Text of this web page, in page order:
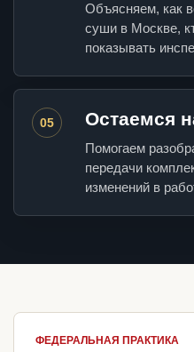
Объясняем, как
суши в Москве,
показывать
05 Остаемся
Помогаем
передачи
изменений в
ФЕДЕРАЛЬНАЯ ПРАКТИКА